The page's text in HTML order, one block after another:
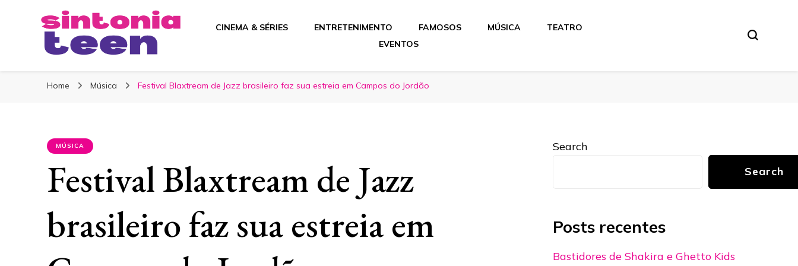
Sintonia Teen
CINEMA & SÉRIES ENTRETENIMENTO FAMOSOS MÚSICA
TEATRO
EVENTOS
Home Música Festival Blaxtream de Jazz brasileiro faz sua estreia em Campos do Jordão
MÚSICA
Festival Blaxtream de Jazz
brasileiro faz sua estreia em
Search
Search
Posts recentes
Bastidores de Shakira e Ghetto Kids